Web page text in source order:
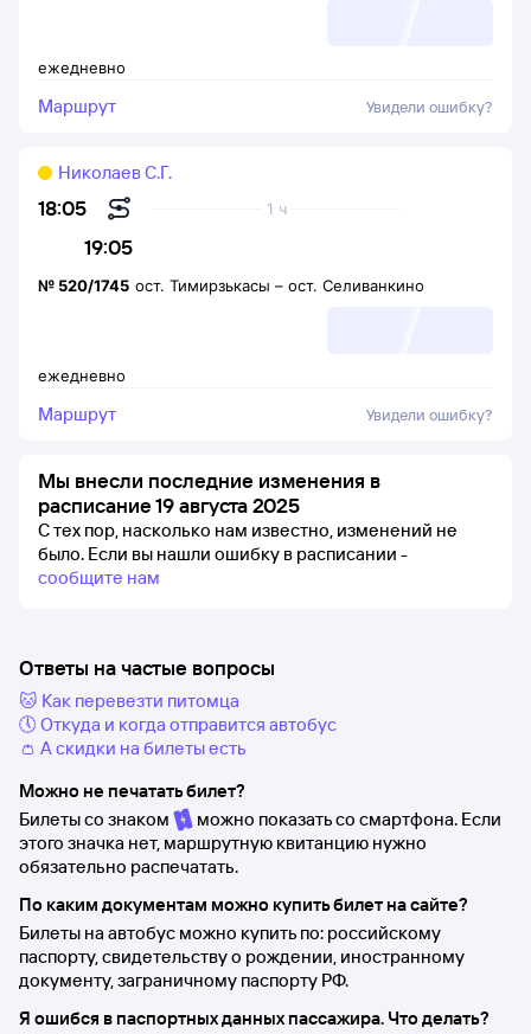
ежедневно
Маршрут Увидели ошибку?
18:05
19:05
1 ч
Николаев С.Г.
ежедневно
№ 520/1745 ост. Тимирзькасы – ост. Селиванкино
Маршрут Увидели ошибку?
Мы внесли последние изменения в
расписание 19 августа 2025
С тех пор, насколько нам известно, изменений не
было. Если вы нашли ошибку в расписании -
сообщите нам
Ответы на частые вопросы
🐱 Как перевезти питомца
🕔 Откуда и когда отправится автобус
👛 А скидки на билеты есть
Можно не печатать билет?
Билеты со знаком
можно показать со смартфона. Если
этого значка нет, маршрутную квитанцию нужно
обязательно распечатать.
По каким документам можно купить билет на сайте?
Билеты на автобус можно купить по: российскому
паспорту, свидетельству о рождении, иностранному
документу, заграничному паспорту РФ.
Я ошибся в паспортных данных пассажира. Что делать?